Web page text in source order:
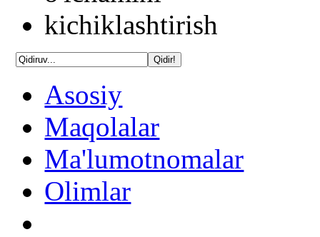
Asosiy
Maqolalar
Ma'lumotnomalar
Olimlar